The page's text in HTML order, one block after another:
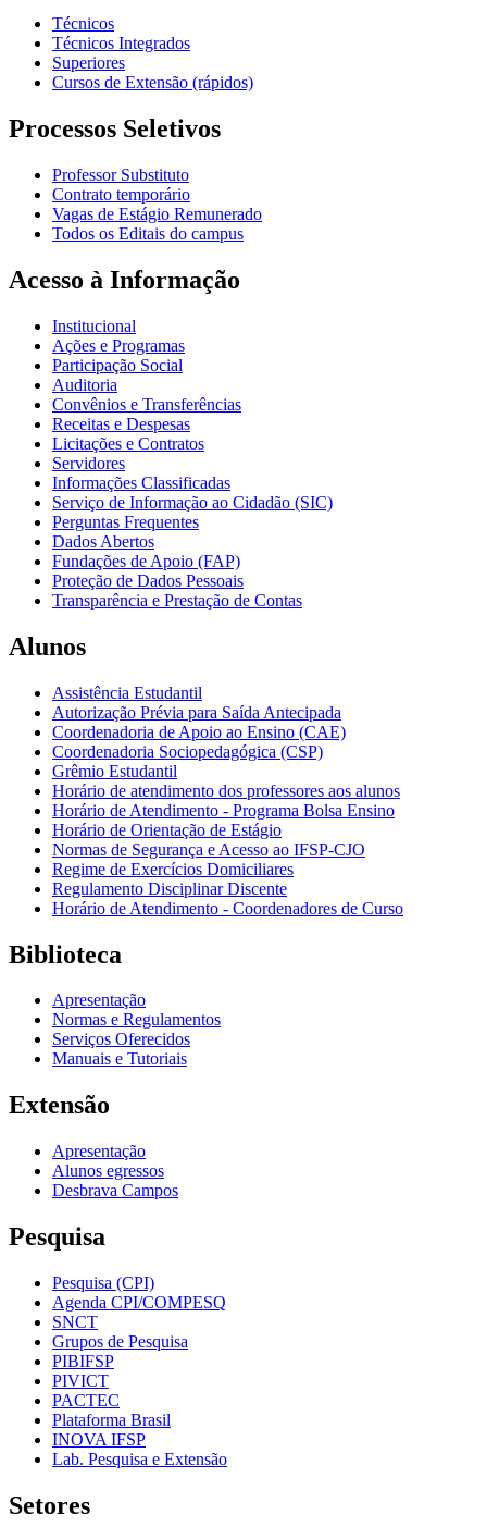
Técnicos
Técnicos Integrados
Superiores
Cursos de Extensão (rápidos)
Processos Seletivos
Professor Substituto
Contrato temporário
Vagas de Estágio Remunerado
Todos os Editais do campus
Acesso à Informação
Institucional
Ações e Programas
Participação Social
Auditoria
Convênios e Transferências
Receitas e Despesas
Licitações e Contratos
Servidores
Informações Classificadas
Serviço de Informação ao Cidadão (SIC)
Perguntas Frequentes
Dados Abertos
Fundações de Apoio (FAP)
Proteção de Dados Pessoais
Transparência e Prestação de Contas
Alunos
Assistência Estudantil
Autorização Prévia para Saída Antecipada
Coordenadoria de Apoio ao Ensino (CAE)
Coordenadoria Sociopedagógica (CSP)
Grêmio Estudantil
Horário de atendimento dos professores aos alunos
Horário de Atendimento - Programa Bolsa Ensino
Horário de Orientação de Estágio
Normas de Segurança e Acesso ao IFSP-CJO
Regime de Exercícios Domiciliares
Regulamento Disciplinar Discente
Horário de Atendimento - Coordenadores de Curso
Biblioteca
Apresentação
Normas e Regulamentos
Serviços Oferecidos
Manuais e Tutoriais
Extensão
Apresentação
Alunos egressos
Desbrava Campos
Pesquisa
Pesquisa (CPI)
Agenda CPI/COMPESQ
SNCT
Grupos de Pesquisa
PIBIFSP
PIVICT
PACTEC
Plataforma Brasil
INOVA IFSP
Lab. Pesquisa e Extensão
Setores